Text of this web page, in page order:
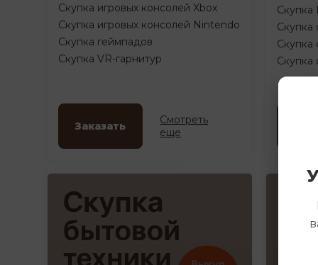
Скупка игровых консолей Xbox
Скупка игровых консолей Nintendo
Скупка геймпадов
Скупка VR-гарнитур
Заказать
Смотреть
еще
Скупка
Скупка
Скупка